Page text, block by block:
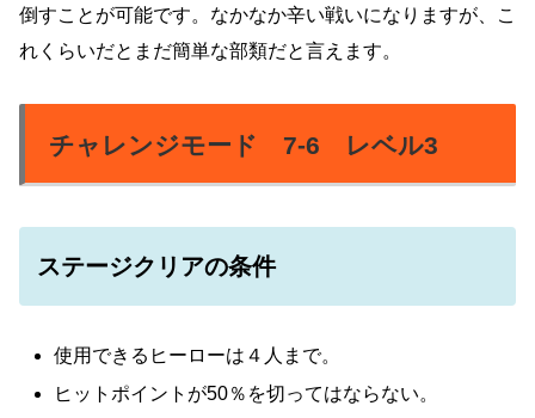
倒すことが可能です。 なかなか辛い戦いになりますが、こ
れくらいだとまだ簡単な部類だと言えます。
チャレンジモード 7-6 レベル3
ステージクリアの条件
使用できるヒーローは４人まで。
ヒットポイントが50％を切ってはならない。